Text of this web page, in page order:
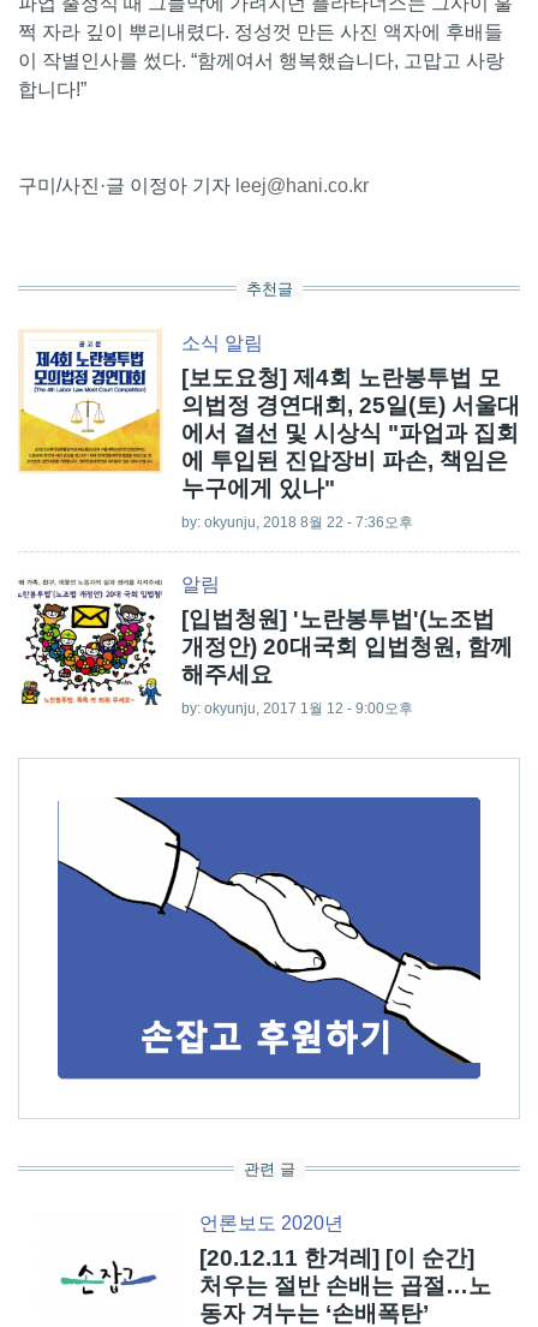
쩍 자라 깊이 뿌리내렸다. 정성껏 만든 사진 액자에 후배들
이 작별인사를 썼다. “함께여서 행복했습니다, 고맙고 사랑
합니다!”
구미/사진·글 이정아 기자 leej@hani.co.kr
추천글
소식 알림
[보도요청] 제4회 노란봉투법 모
의법정 경연대회, 25일(토) 서울대
에서 결선 및 시상식 "파업과 집회
에 투입된 진압장비 파손, 책임은
누구에게 있나"
by: okyunju, 2018 8월 22 - 7:36오후
알림
[입법청원] '노란봉투법'(노조법
개정안) 20대국회 입법청원, 함께
해주세요
by: okyunju, 2017 1월 12 - 9:00오후
관련 글
언론보도 2020년
[20.12.11 한겨레] [이 순간]
처우는 절반 손배는 곱절…노
동자 겨누는 ‘손배폭탄’